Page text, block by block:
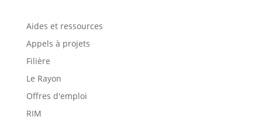
Aides et ressources
Appels à projets
Filière
Le Rayon
Offres d'emploi
RIM